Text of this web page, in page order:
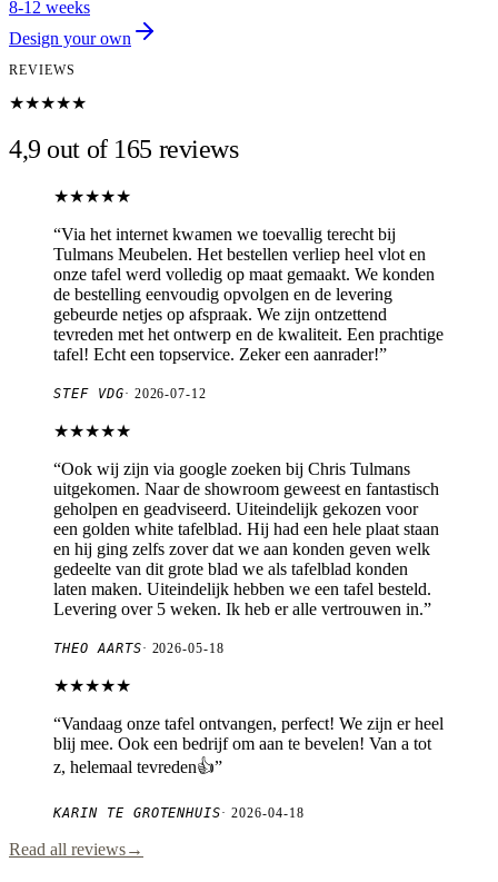
8-12 weeks
Design your own
REVIEWS
★★★★★
4,9 out of 165 reviews
★★★★★
“Via het internet kwamen we toevallig terecht bij
Tulmans Meubelen. Het bestellen verliep heel vlot en
onze tafel werd volledig op maat gemaakt. We konden
de bestelling eenvoudig opvolgen en de levering
gebeurde netjes op afspraak. We zijn ontzettend
tevreden met het ontwerp en de kwaliteit. Een prachtige
tafel! Echt een topservice. Zeker een aanrader!”
STEF VDG· 2026-07-12
★★★★★
“Ook wij zijn via google zoeken bij Chris Tulmans
uitgekomen. Naar de showroom geweest en fantastisch
geholpen en geadviseerd. Uiteindelijk gekozen voor
een golden white tafelblad. Hij had een hele plaat staan
en hij ging zelfs zover dat we aan konden geven welk
gedeelte van dit grote blad we als tafelblad konden
laten maken. Uiteindelijk hebben we een tafel besteld.
Levering over 5 weken. Ik heb er alle vertrouwen in.”
THEO AARTS· 2026-05-18
★★★★★
“Vandaag onze tafel ontvangen, perfect! We zijn er heel
blij mee. Ook een bedrijf om aan te bevelen! Van a tot
z, helemaal tevreden👍”
KARIN TE GROTENHUIS·2026-04-18
Read all reviews→